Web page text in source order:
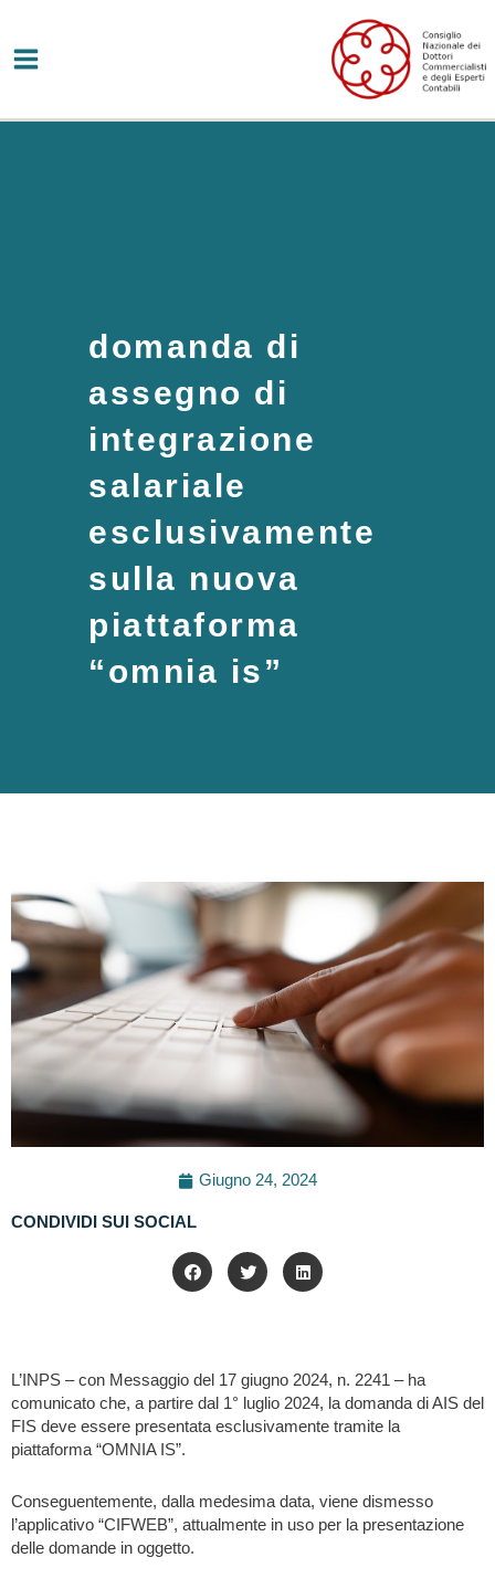
contenuto
domanda di
assegno di
integrazione
salariale
esclusivamente
sulla nuova
piattaforma
“omnia is”
Giugno 24, 2024
CONDIVIDI SUI SOCIAL
L’INPS – con Messaggio del 17 giugno 2024, n. 2241 – ha
comunicato che, a partire dal 1° luglio 2024, la domanda di AIS del
FIS deve essere presentata esclusivamente tramite la
piattaforma “OMNIA IS”.
Conseguentemente, dalla medesima data, viene dismesso
l’applicativo “CIFWEB”, attualmente in uso per la presentazione
delle domande in oggetto.